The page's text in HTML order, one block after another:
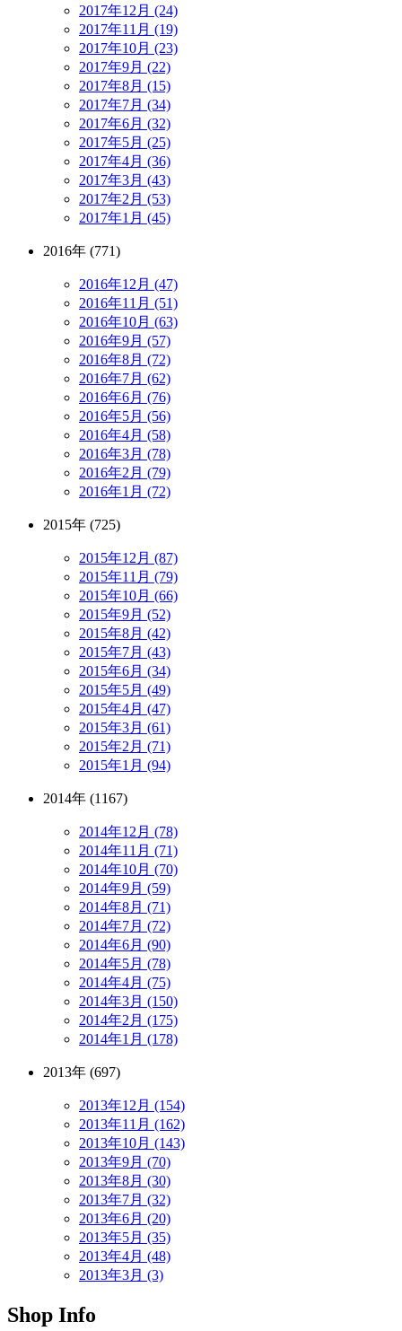
2017年12月 (24)
2017年11月 (19)
2017年10月 (23)
2017年9月 (22)
2017年8月 (15)
2017年7月 (34)
2017年6月 (32)
2017年5月 (25)
2017年4月 (36)
2017年3月 (43)
2017年2月 (53)
2017年1月 (45)
2016年 (771)
2016年12月 (47)
2016年11月 (51)
2016年10月 (63)
2016年9月 (57)
2016年8月 (72)
2016年7月 (62)
2016年6月 (76)
2016年5月 (56)
2016年4月 (58)
2016年3月 (78)
2016年2月 (79)
2016年1月 (72)
2015年 (725)
2015年12月 (87)
2015年11月 (79)
2015年10月 (66)
2015年9月 (52)
2015年8月 (42)
2015年7月 (43)
2015年6月 (34)
2015年5月 (49)
2015年4月 (47)
2015年3月 (61)
2015年2月 (71)
2015年1月 (94)
2014年 (1167)
2014年12月 (78)
2014年11月 (71)
2014年10月 (70)
2014年9月 (59)
2014年8月 (71)
2014年7月 (72)
2014年6月 (90)
2014年5月 (78)
2014年4月 (75)
2014年3月 (150)
2014年2月 (175)
2014年1月 (178)
2013年 (697)
2013年12月 (154)
2013年11月 (162)
2013年10月 (143)
2013年9月 (70)
2013年8月 (30)
2013年7月 (32)
2013年6月 (20)
2013年5月 (35)
2013年4月 (48)
2013年3月 (3)
Shop Info